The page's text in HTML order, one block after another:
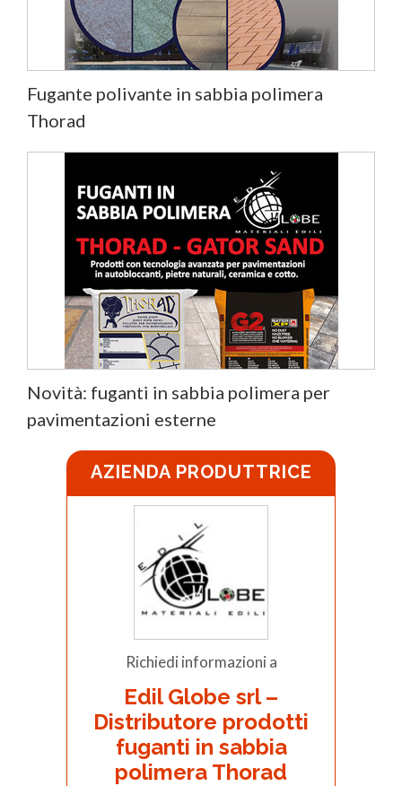
Fugante polivante in sabbia polimera
Thorad
Novità: fuganti in sabbia polimera per
pavimentazioni esterne
AZIENDA PRODUTTRICE
Richiedi informazioni a
Edil Globe srl –
Distributore prodotti
fuganti in sabbia
polimera Thorad